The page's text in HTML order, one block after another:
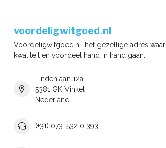
voordeligwitgoed.nl
Voordeligwitgoed.nl, het gezellige adres waar
kwaliteit en voordeel hand in hand gaan.
Lindenlaan 12a
5381 GK Vinkel
Nederland
(+31) 073-532 0 393